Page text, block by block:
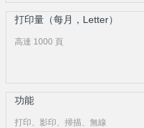
打印量（每月，Letter）
高達 1000 頁
功能
打印、影印、掃描、無線